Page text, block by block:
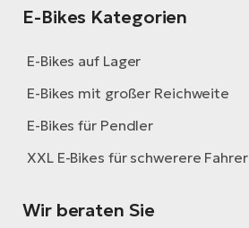
E-Bikes Kategorien
E-Bikes auf Lager
E-Bikes mit großer Reichweite
E-Bikes für Pendler
XXL E-Bikes für schwerere Fahrer
Wir beraten Sie